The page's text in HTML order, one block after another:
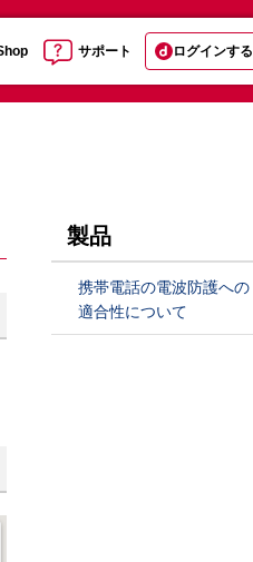
サポート ログインする
製品
携帯電話の電波防護への
適合性について